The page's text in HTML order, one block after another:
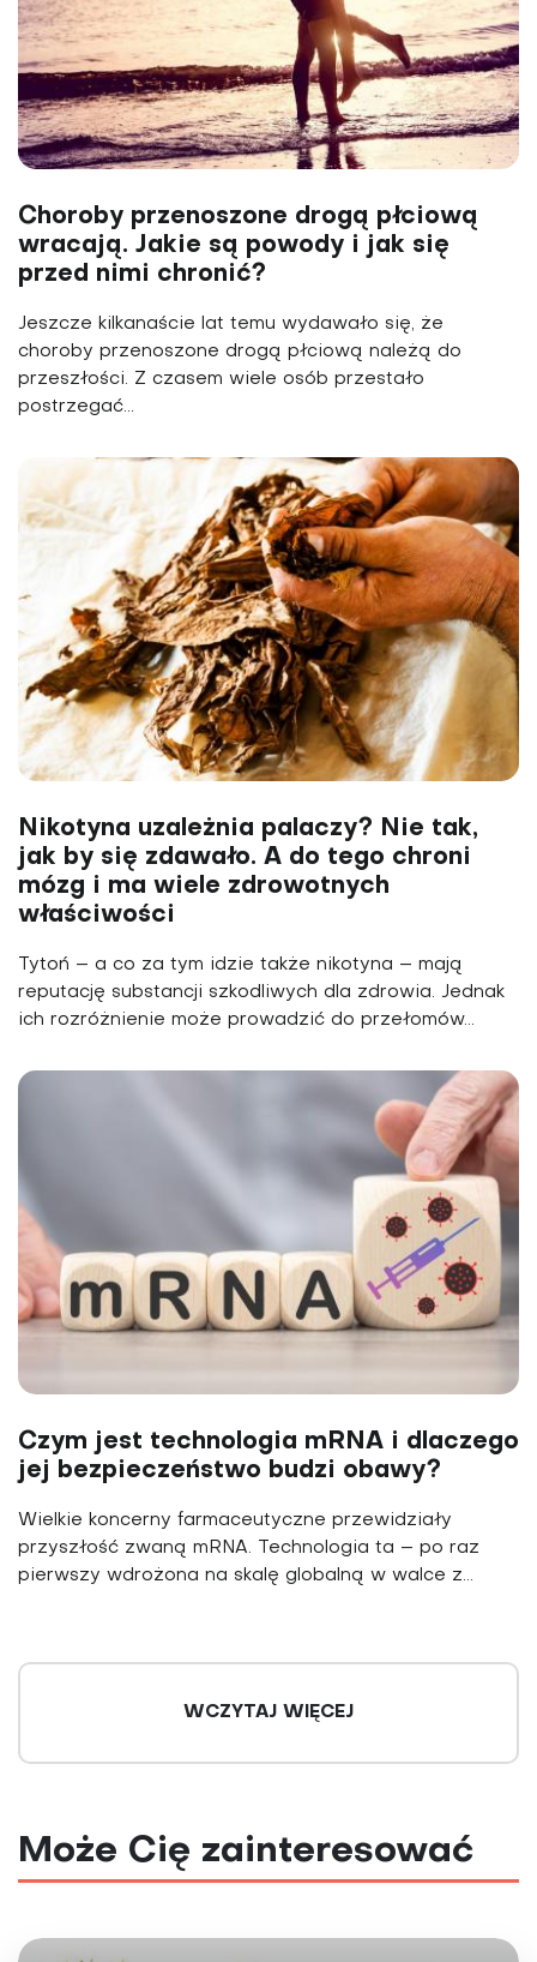
Choroby przenoszone drogą płciową
wracają. Jakie są powody i jak się
przed nimi chronić?
Jeszcze kilkanaście lat temu wydawało się, że
choroby przenoszone drogą płciową należą do
przeszłości. Z czasem wiele osób przestało
postrzegać...
Nikotyna uzależnia palaczy? Nie tak,
jak by się zdawało. A do tego chroni
mózg i ma wiele zdrowotnych
właściwości
Tytoń – a co za tym idzie także nikotyna – mają
reputację substancji szkodliwych dla zdrowia. Jednak
ich rozróżnienie może prowadzić do przełomów...
Czym jest technologia mRNA i dlaczego
jej bezpieczeństwo budzi obawy?
Wielkie koncerny farmaceutyczne przewidziały
przyszłość zwaną mRNA. Technologia ta – po raz
pierwszy wdrożona na skalę globalną w walce z...
WCZYTAJ WIĘCEJ
Może Cię zainteresować